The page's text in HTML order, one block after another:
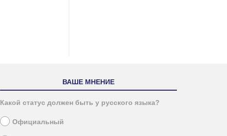
ВАШЕ МНЕНИЕ
Какой статус должен быть у русского языка?
Официальный